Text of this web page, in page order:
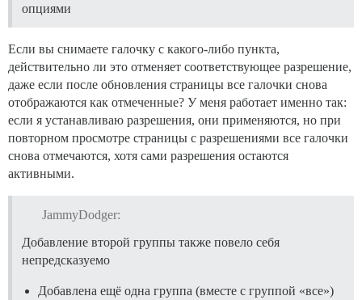
опциями
Если вы снимаете галочку с какого-либо пункта,
действительно ли это отменяет соответствующее разрешение,
даже если после обновления страницы все галочки снова
отображаются как отмеченные? У меня работает именно так:
если я устанавливаю разрешения, они применяются, но при
повторном просмотре страницы с разрешениями все галочки
снова отмечаются, хотя сами разрешения остаются
активными.
JammyDodger:
Добавление второй группы также повело себя
непредсказуемо
Добавлена ещё одна группа (вместе с группой «все»)